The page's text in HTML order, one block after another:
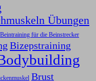
Übungen
Beintraining für die Beinstrecker
Bizepstraining
Brust